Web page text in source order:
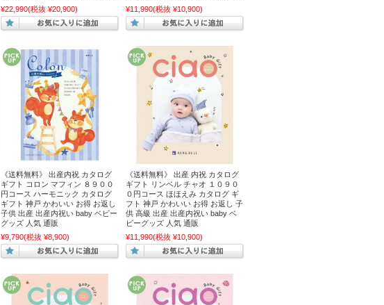
¥22,990(税抜 ¥20,900)
¥11,990(税抜 ¥10,900)
《送料無料》 出産内祝 カタログ
ギフト コロン マフィン ８９００
円コース ハーモニック カタログ
ギフト 神戸 かわいい お得 お返し
子供 出産 出産内祝い baby ベビー
グッズ 人気 通販
¥9,790(税抜 ¥8,900)
《送料無料》 出産 内祝 カタログ
ギフト リンベル チャオ １０９０
０円コース ほほえみ カタログ ギ
フト 神戸 かわいい お得 お返し 子
供 高級 出産 出産内祝い baby ベ
ビーグッズ 人気 通販
¥11,990(税抜 ¥10,900)